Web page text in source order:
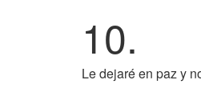
10.
Le dejaré en paz y